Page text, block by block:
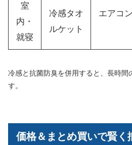
室
内・
就寝
冷感タオ
ルケット
エアコ
冷感と抗菌防臭を併用すると、長時間
す。
価格＆まとめ買いで賢く